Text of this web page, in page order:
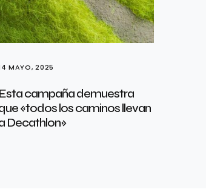
MAYO, 2025
Esta campaña demuestra
«todos los caminos llevan
Decathlon»